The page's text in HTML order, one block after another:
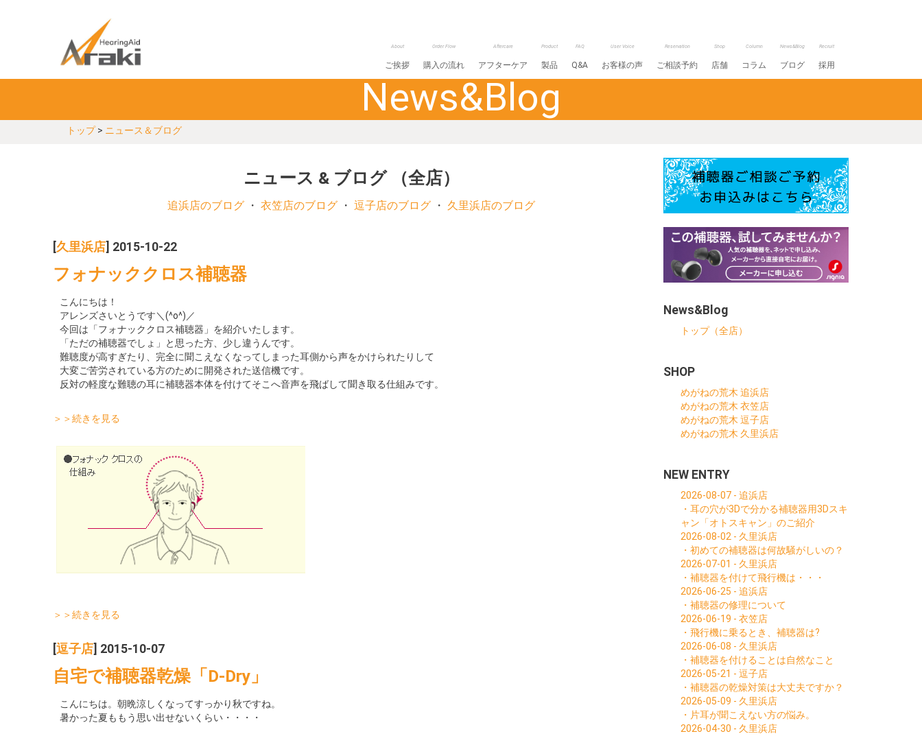
About
ご挨拶
Order Flow
購入の流れ
Aftercare
アフターケア
Product
製品
FAQ
Q&A
User Voice
お客様の声
Reservation
ご相談予約
Shop
店舗
Column
コラム
News&Blog
ブログ
Recruit
採用
News&Blog
トップ> ニュース＆ブログ
ニュース & ブログ （全店）
追浜店のブログ ・ 衣笠店のブログ ・ 逗子店のブログ ・ 久里浜店のブログ
久里浜店 ] 2015-10-22
フォナッククロス補聴器
こんにちは！
アレンズさいとうです＼(^o^)／
今回は「フォナッククロス補聴器」を紹介いたします。
「ただの補聴器でしょ」と思った方、少し違うんです。
難聴度が高すぎたり、完全に聞こえなくなってしまった耳側から声をかけられたりして
大変ご苦労されている方のために開発された送信機です。
反対の軽度な難聴の耳に補聴器本体を付けてそこへ音声を飛ばして聞き取る仕組みです。
＞＞続きを見る
＞＞続きを見る
逗子店 ] 2015-10-07
自宅で補聴器乾燥「D-Dry」
こんにちは。朝晩涼しくなってすっかり秋ですね。
暑かった夏ももう思い出せないくらい・・・・
News&Blog
トップ（全店）
SHOP
めがねの荒木 追浜店
めがねの荒木 衣笠店
めがねの荒木 逗子店
めがねの荒木 久里浜店
NEW ENTRY
2026-08-07 - 追浜店
・耳の穴が3Dで分かる補聴器用3Dスキ
ャン「オトスキャン」のご紹介
2026-08-02 - 久里浜店
・初めての補聴器は何故騒がしいの？
2026-07-01 - 久里浜店
・補聴器を付けて飛行機は・・・
2026-06-25 - 追浜店
・補聴器の修理について
2026-06-19 - 衣笠店
・飛行機に乗るとき、補聴器は?
2026-06-08 - 久里浜店
・補聴器を付けることは自然なこと
2026-05-21 - 逗子店
・補聴器の乾燥対策は大丈夫ですか？
2026-05-09 - 久里浜店
・片耳が聞こえない方の悩み。
2026-04-30 - 久里浜店